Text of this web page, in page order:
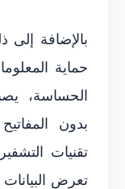
بالإضافة إلى
حماية
الحساسة،
بدون
تقنيات
تعرض